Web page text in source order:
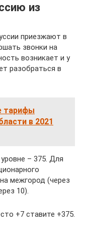
из
приезжают в
звонки на
возникает и у
разобраться в
тарифы
в 2021
– 375. Для
межгород (через
10).
+7 ставите +375.